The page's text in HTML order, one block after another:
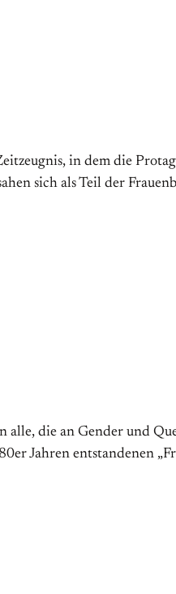
in dem die
sich als Teil der
die an Gender und
Jahren entstandenen